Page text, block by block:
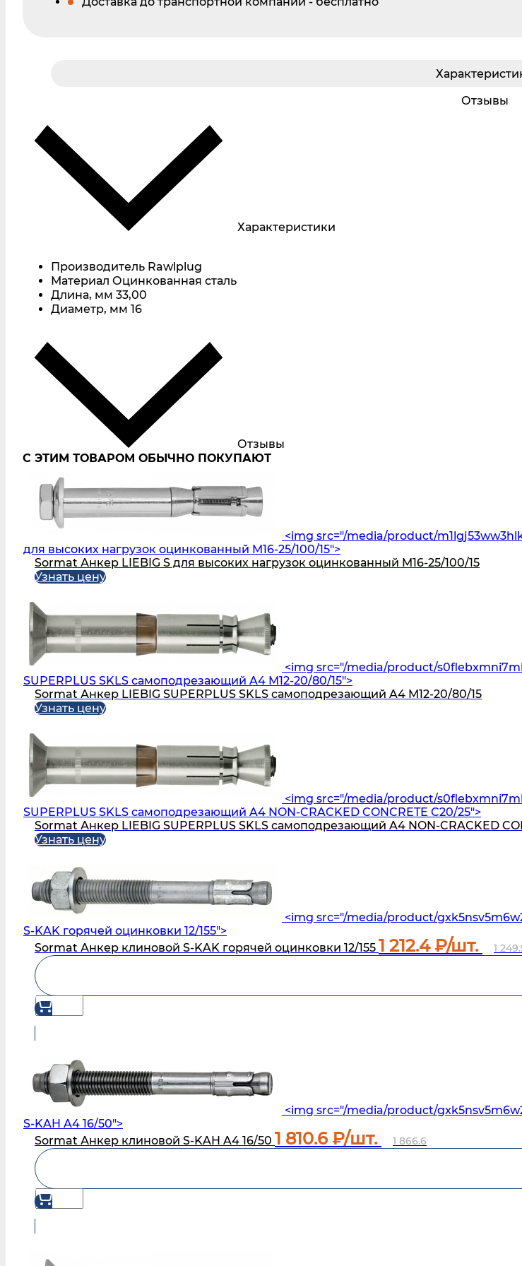
Отзывы
Характеристики
Производитель Rawlplug
Материал Оцинкованная сталь
Длина, мм 33,00
Диаметр, мм 16
Отзывы
С ЭТИМ ТОВАРОМ ОБЫЧНО ПОКУПАЮТ
<img src="/media/product/
для высоких нагрузок оцинкованный M16-25/100/15">
Sormat Анкер LIEBIG S для высоких нагрузок оцинкованный M16-25/100/15
Узнать цену
<img src="/media/product/
SUPERPLUS SKLS самоподрезающий A4 M12-20/80/15">
Sormat Анкер LIEBIG SUPERPLUS SKLS самоподрезающий A4 M12-20/80/15
Узнать цену
<img src="/media/product/
SUPERPLUS SKLS самоподрезающий A4 NON-CRACKED CONCRETE C20/25">
Sormat Анкер LIEBIG SUPERPLUS SKLS самоподрезающий A4 NON-CRACKED
Узнать цену
<img src="/media/product/
S‑KAK горячей оцинковки 12/155">
Sormat Анкер клиновой S‑KAK горячей оцинковки 12/155 1 212.4₽/шт. 1
<img src="/media/product/
S‑KAH A4 16/50">
Sormat Анкер клиновой S‑KAH A4 16/50 1 810.6₽/шт. 1 866.6